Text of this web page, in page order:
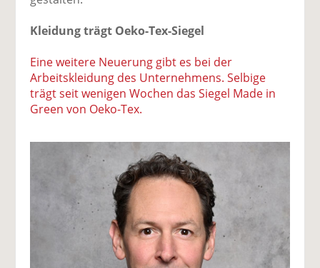
Kleidung trägt Oeko-Tex-Siegel
Eine weitere Neuerung gibt es bei der
Arbeitskleidung des Unternehmens. Selbige
trägt seit wenigen Wochen das Siegel Made in
Green von Oeko-Tex.